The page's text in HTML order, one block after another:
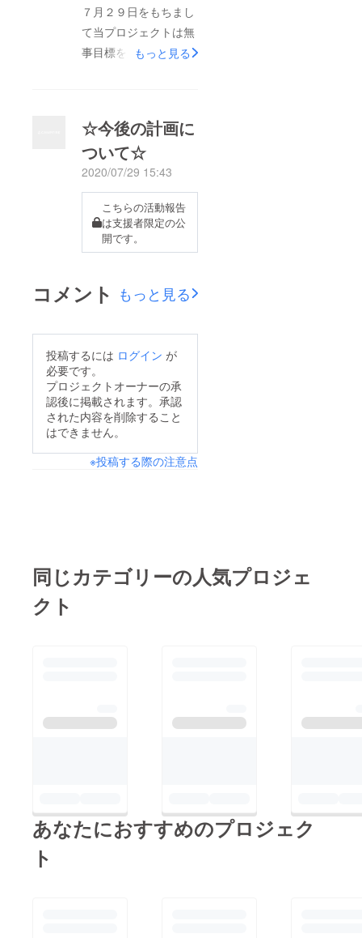
７月２９日をもちまし
て当プロジェクトは無
事目標を達成すること
ざいます!!残す期間を
さらに盛り上げていき
たい！という思いを形
にするため、新たなリ
ターン&amp;ネクスト
ゴールを設定させてい
ただきました！ネクス
０万円】この目標達成
して、ご支援頂いた皆
様に１ドリンクサービ
スの追加特典をプレゼ
ント致します＼(^o^)
／※当店がグラス売り
しているドリンクなん
でもOK♪響でもマッカ
もっと見る
☆今後の計画に
ついて☆
2020/07/29 15:43
こちらの活動報告
は支援者限定の公
開です。
コメント もっと見る
投稿するには ログイン が
必要です。
プロジェクトオーナーの承
認後に掲載されます。承認
された内容を削除すること
はできません。
※投稿する際の注意点
同じカテゴリーの人気プロジェ
クト
あなたにおすすめのプロジェク
ト